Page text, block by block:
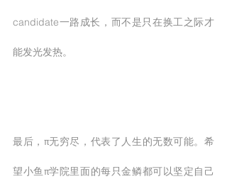
candidate一路成长，而不是只在换工之际才
能发光发热。
最后，π无穷尽，代表了人生的无数可能。希
望小鱼π学院里面的每只金鳞都可以坚定自己